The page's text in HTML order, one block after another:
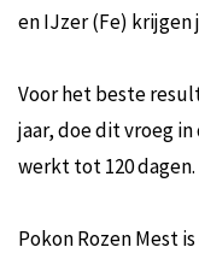
en IJzer (Fe)
Voor het beste
jaar, doe dit vroeg
werkt tot 120 dagen.
Pokon Rozen Mest